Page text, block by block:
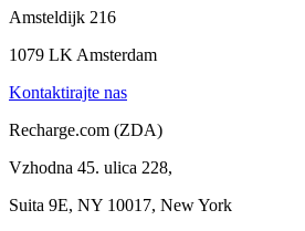
Amsteldijk 216
1079 LK Amsterdam
Kontaktirajte nas
Recharge.com (ZDA)
Vzhodna 45. ulica 228,
Suita 9E, NY 10017, New York